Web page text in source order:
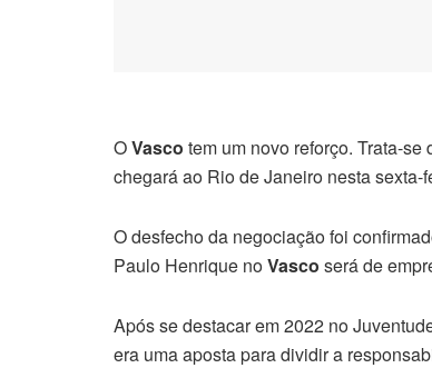
OVasco tem um novo reforço. Trata-
chegará ao Rio de Janeiro nesta
O desfecho da negociação foi
Paulo Henrique noVasco será de
Após se destacar em 2022 no
era uma aposta para dividir a